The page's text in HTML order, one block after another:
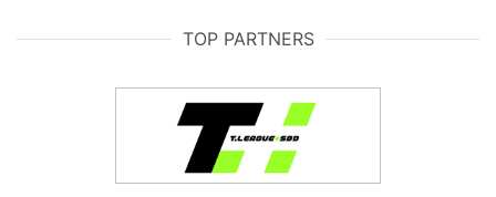
TOP PARTNERS